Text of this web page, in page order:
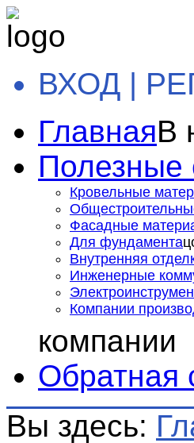
ВХОД |
ГлавнаяВ
Полезные
Кровельные
Фасадные
Для фундамента
Внутренняя
Инженерные
Компании
компании
Обратная
Вы здесь: